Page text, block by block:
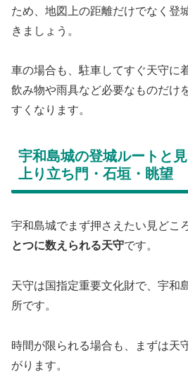
ため、地図上の距離だけでなく登
きましょう。
車の場合も、駐車してすぐ天守に
飲み物や雨具など必要なものだけ
すくなります。
宇和島城の登城ルートと
上り立ち門・石垣・眺望
宇和島城でまず押さえたい見どこ
とつに数えられる天守です。
天守は国指定重要文化財で、宇和
所です。
時間が限られる場合も、まずは天
がります。